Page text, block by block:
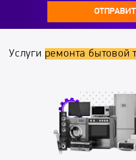
Услуги ремонта бытовой